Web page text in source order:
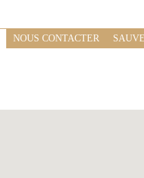
NOUS CONTACTER